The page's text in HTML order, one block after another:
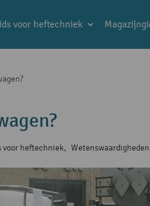
voor heftechniek
voor heftechniek,